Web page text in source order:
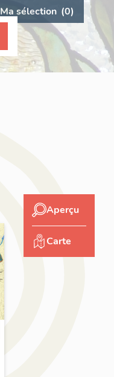
Ma sélection (0)
Aperçu
Carte